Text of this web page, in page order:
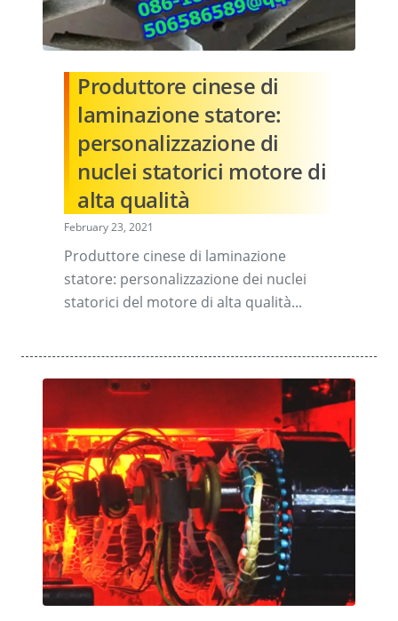
Produttore cinese di
laminazione statore:
personalizzazione di
nuclei statorici motore di
alta qualità
February 23, 2021
Produttore cinese di laminazione
statore: personalizzazione dei nuclei
statorici del motore di alta qualità...